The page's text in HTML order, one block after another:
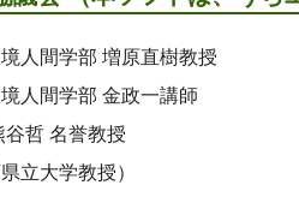
人間学部 増原直樹教授
人間学部 金政一講師
哲 名誉教授
立大学教授）